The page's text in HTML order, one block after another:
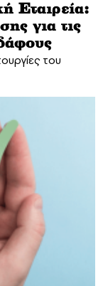
Εταιρεία:
για τις
του